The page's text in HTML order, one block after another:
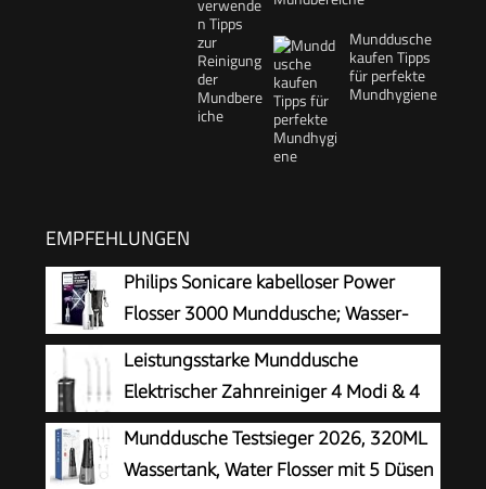
Munddusche
kaufen Tipps
für perfekte
Mundhygiene
EMPFEHLUNGEN
Philips Sonicare kabelloser Power
Flosser 3000 Munddusche; Wasser-
Flosser für Zähne, Zahnfleisch und
Zahnpflege, weiß (Modell HX3826/31)
Leistungsstarke Munddusche
Elektrischer Zahnreiniger 4 Modi & 4
Düsen Kabellose Munddusche IPX7
Munddusche Testsieger 2026, 320ML
Wassertank, Water Flosser mit 5 Düsen